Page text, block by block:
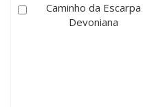
Caminho da Escarpa
Devoniana